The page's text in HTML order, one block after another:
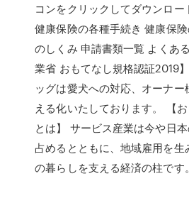
コンをクリックしてダウンロー
健康保険の各種手続き 健康保
のしくみ 申請書類一覧 よくあ
業省 おもてなし規格認証2019
ッグは愛犬への対応、オーナー
える化いたしております。 【
とは】 サービス産業は今や日
占めるとともに、地域雇用を生
の暮らしを支える経済の柱です。